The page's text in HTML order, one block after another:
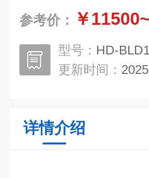
参考价： ￥
型号： HD-
更新时间：
详情介绍